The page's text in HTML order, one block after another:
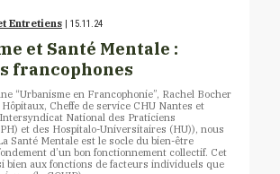
Entretiens | 15.11.24
et Santé Mentale :
francophones
“Urbanisme en Francophonie”, Rachel Bocher
Cheffe de service CHU Nantes et
National des Praticiens
et des Hospitalo-Universitaires (HU)), nous
Santé Mentale est le socle du bien-être
d’un bon fonctionnement collectif. Cet
bien aux fonctions de facteurs individuels que